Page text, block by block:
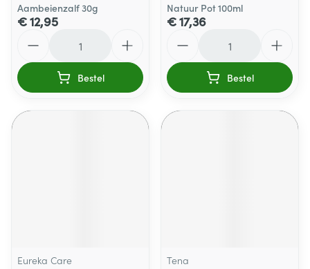
Aambeienzalf 30g
€ 12,95
Bestel
Natuur Pot 100ml
€ 17,36
Bestel
Eureka Care
Tena